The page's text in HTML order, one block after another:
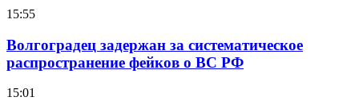
15:55
Волгоградец задержан за систематическое
распространение фейков о ВС РФ
15:01